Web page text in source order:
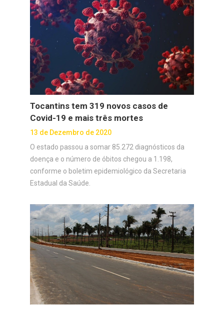
Tocantins tem 319 novos casos de
Covid-19 e mais três mortes
13 de Dezembro de 2020
O estado passou a somar 85.272 diagnósticos da
doença e o número de óbitos chegou a 1.198,
conforme o boletim epidemiológico da Secretaria
Estadual da Saúde.